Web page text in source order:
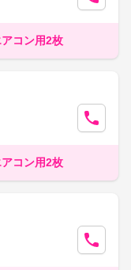
コン用2枚
コン用2枚